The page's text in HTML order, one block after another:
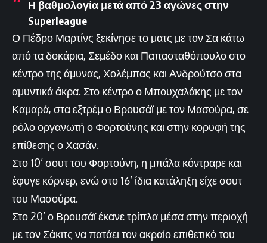
Η βαθμολογία μετά από 23 αγώνες στην
Superleague
Ο Πέδρο Μαρτίνς ξεκίνησε το ματς με τον Σα κάτω
από τα δοκάρια, Σεμέδο και Παπασταθόπουλο στο
κέντρο της άμυνας, Χολέμπας και Ανδρούτσο στα
αμυντικά άκρα. Στο κέντρο ο Μπουχαλάκης με τον
Καμαρά, στα εξτρέμ ο Βρουσάϊ με τον Μασούρα, σε
ρόλο οργανωτή ο Φορτούνης και στην κορυφή της
επίθεσης ο Χασάν.
Στο 10’ σουτ του Φορτούνη, η μπάλα κόντραρε και
έφυγε κόρνερ, ενώ στο 16’ ίδια κατάληξη είχε σουτ
του Μασούρα.
Στο 20’ ο Βρουσάϊ έκανε τρίπλα μέσα στην περιοχή
με τον Σάκιτς να πατάει τον ακραίο επιθετικό του